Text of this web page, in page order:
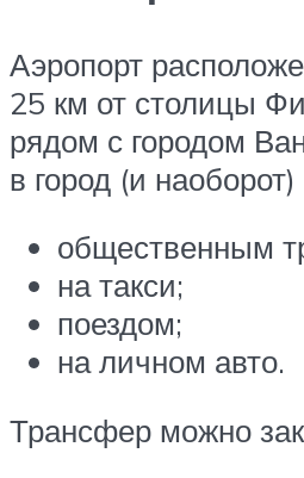
Аэропорт
25 км от столицы
рядом с городом
в город (и
общественным
на такси;
поездом;
на личном авто.
Трансфер можно